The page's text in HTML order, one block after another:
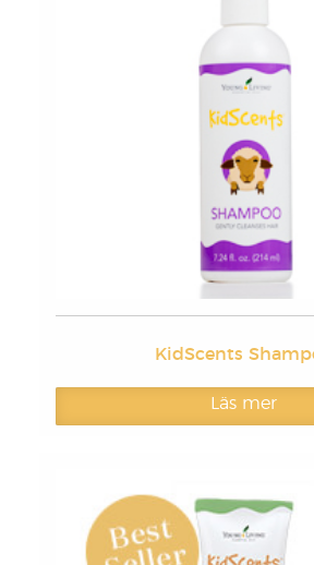
KidScents
Läs mer